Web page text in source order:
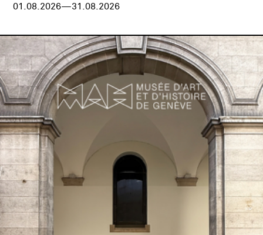
01.08.2026—31.08.2026